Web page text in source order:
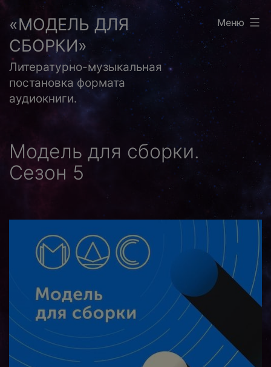
Перейти
содержимому
«МОДЕЛЬ ДЛЯ
СБОРКИ»
Литературно-музыкальная
постановка формата
аудиокниги.
Меню
Модель для сборки.
Сезон 5